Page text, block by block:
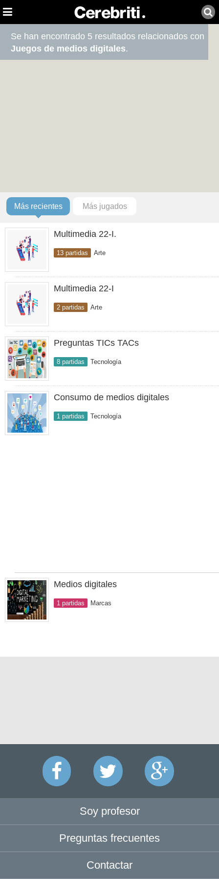
Se han encontrado 5 resultados relacionados con
Juegos de medios digitales.
Más recientes Más jugados
Multimedia 22-I.
13 partidas Arte
Multimedia 22-I
2 partidas Arte
Preguntas TICs TACs
8 partidas Tecnología
Consumo de medios digitales
1 partidas Tecnología
Medios digitales
1 partidas Marcas
Soy profesor
Preguntas frecuentes
Contactar